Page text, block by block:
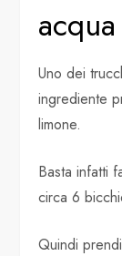
Uno dei
ingrediente
limone.
Basta infatti
circa 6
Quindi